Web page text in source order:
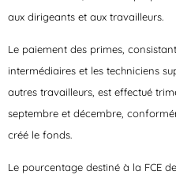
aux dirigeants et aux travailleurs.
Le paiement des primes,
intermédiaires et les techniciens
autres travailleurs, est effectué
septembre et décembre,
créé le fonds.
Le pourcentage destiné à la FCE